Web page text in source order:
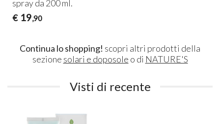
spray da 200 ml.
€ 19,90
Continua lo shopping! scopri altri prodotti della
sezione solari e doposole o di NATURE'S
Visti di recente